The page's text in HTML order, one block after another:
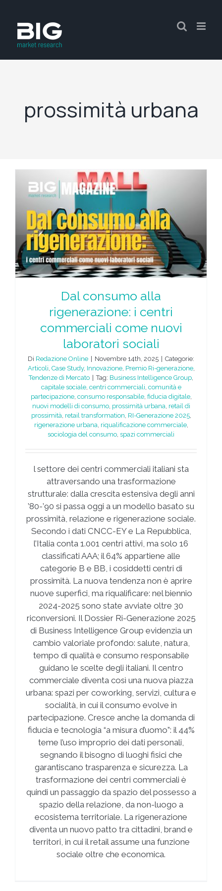
prossimità urbana
Dal consumo alla
rigenerazione: i centri
commerciali come nuovi
laboratori sociali
Di Redazione Online Novembre 14th, 2025
Categorie:
Articoli, Case Study, Innovazione, Premio Ri-generazione,
Tendenze di Mercato
Tag: Business Intelligence Group,
capitale sociale, centri commerciali, comunità e
partecipazione, consumo responsabile, fiducia digitale,
nuovi modelli di consumo, prossimità urbana, retail di
prossimità, retail transformation, RI-Generazione 2025,
rigenerazione urbana, riqualificazione commerciale,
sociologia del consumo, spazi commerciali
l settore dei centri commerciali italiani sta
attraversando una trasformazione
strutturale: dalla crescita estensiva degli anni
’80-’90 si passa oggi a un modello basato su
prossimità, relazione e rigenerazione sociale.
Secondo i dati CNCC-EY e La Repubblica,
l’Italia conta 1.001 centri attivi, ma solo 16
classificati AAA; il 64% appartiene alle
categorie B e BB, i cosiddetti centri di
prossimità. La nuova tendenza non è aprire
nuove superfici, ma riqualificare: nel biennio
2024-2025 sono state avviate oltre 30
riconversioni. Il Dossier Ri-Generazione 2025
di Business Intelligence Group evidenzia un
cambio valoriale profondo: salute, natura,
tempo di qualità e consumo responsabile
guidano le scelte degli italiani. Il centro
commerciale diventa così una nuova piazza
urbana: spazi per coworking, servizi, cultura e
socialità, in cui il consumo evolve in
partecipazione. Cresce anche la domanda di
fiducia e tecnologia “a misura d’uomo”: il 44%
teme l’uso improprio dei dati personali,
segnando il bisogno di luoghi fisici che
garantiscano trasparenza e sicurezza. La
trasformazione dei centri commerciali è
quindi un passaggio da spazio del possesso a
spazio della relazione, da non-luogo a
ecosistema territoriale. La rigenerazione
diventa un nuovo patto tra cittadini, brand e
territori, in cui il retail assume una funzione
sociale oltre che economica.